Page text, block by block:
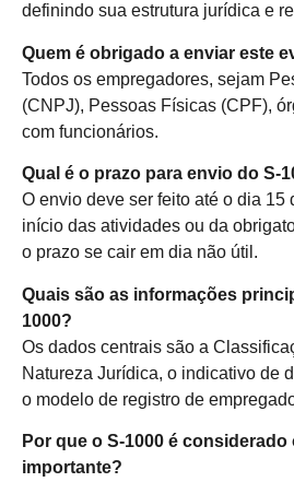
definindo sua estrutura jurídica e
Quem é obrigado a enviar este
Todos os empregadores, sejam
(CNPJ), Pessoas Físicas (CPF),
com funcionários.
Qual é o prazo para envio do S-
O envio deve ser feito até o dia 15
início das atividades ou da
o prazo se cair em dia não útil.
Quais são as informações
1000?
Os dados centrais são a
Natureza Jurídica, o indicativo de
o modelo de registro de
Por que o S-1000 é
importante?